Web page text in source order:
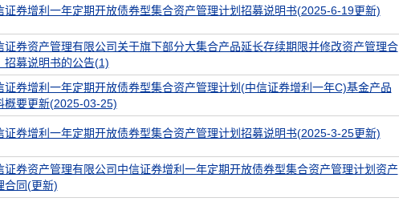
证券增利一年定期开放债券型集合资产管理计划招募说明书(2025-6-19更新)
证券资产管理有限公司关于旗下部分大集合产品延长存续期限并修改资产管理合
招募说明书的公告(1)
证券增利一年定期开放债券型集合资产管理计划(中信证券增利一年C)基金产品
概要更新(2025-03-25)
证券增利一年定期开放债券型集合资产管理计划招募说明书(2025-3-25更新)
证券资产管理有限公司中信证券增利一年定期开放债券型集合资产管理计划资产
合同(更新)